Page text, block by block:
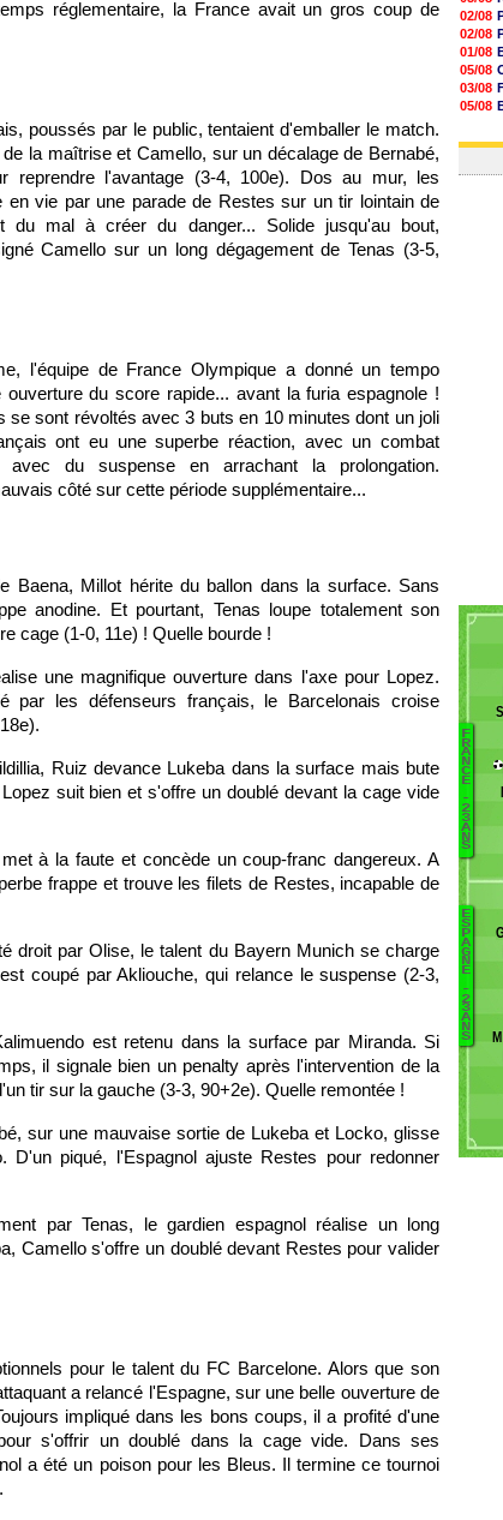
réglementaire, la France avait un gros coup de
poussés par le public, tentaient d'emballer le match.
la maîtrise et Camello, sur un décalage de Bernabé,
reprendre l'avantage (3-4, 100e). Dos au mur, les
en vie par une parade de Restes sur un tir lointain de
du mal à créer du danger... Solide jusqu'au bout,
Camello sur un long dégagement de Tenas (3-5,
l'équipe de France Olympique a donné un tempo
du score rapide... avant la furia espagnole !
sont révoltés avec 3 buts en 10 minutes dont un joli
ont eu une superbe réaction, avec un combat
du suspense en arrachant la prolongation.
côté sur cette période supplémentaire...
Baena, Millot hérite du ballon dans la surface. Sans
anodine. Et pourtant, Tenas loupe totalement son
cage (1-0, 11e) ! Quelle bourde !
une magnifique ouverture dans l'axe pour Lopez.
par les défenseurs français, le Barcelonais croise
Ruiz devance Lukeba dans la surface mais bute
suit bien et s'offre un doublé devant la cage vide
à la faute et concède un coup-franc dangereux. A
frappe et trouve les filets de Restes, incapable de
droit par Olise, le talent du Bayern Munich se charge
coupé par Akliouche, qui relance le suspense (2-3,
est retenu dans la surface par Miranda. Si
il signale bien un penalty après l'intervention de la
tir sur la gauche (3-3, 90+2e). Quelle remontée !
sur une mauvaise sortie de Lukeba et Locko, glisse
D'un piqué, l'Espagnol ajuste Restes pour redonner
par Tenas, le gardien espagnol réalise un long
Camello s'offre un doublé devant Restes pour valider
pour le talent du FC Barcelone. Alors que son
a relancé l'Espagne, sur une belle ouverture de
impliqué dans les bons coups, il a profité d'une
s'offrir un doublé dans la cage vide. Dans ses
a été un poison pour les Bleus. Il termine ce tournoi
07/08
07/08
07/08
02/08
02/08
01/08
05/08
03/08
05/08
03/08
F
R
A
N
C
E
-
2
3
A
N
S
E
S
P
A
G
N
E
-
2
3
A
N
S